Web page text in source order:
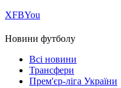
ХFBYou
Новини футболу
Всі новини
Трансфери
Прем'єр-ліга України